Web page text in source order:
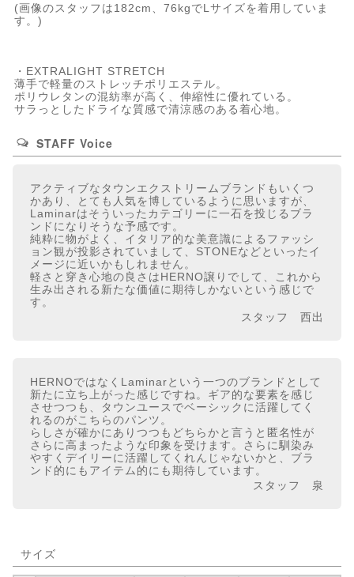
(画像のスタッフは182cm、76kgでLサイズを着用していま
す。)
・EXTRALIGHT STRETCH
薄手で軽量のストレッチポリエステル。
ポリウレタンの混紡率が高く、伸縮性に優れている。
サラっとしたドライな質感で清涼感のある着心地。
STAFF Voice
アクティブなタウンエクストリームブランドもいくつ
かあり、とても人気を博しているように思いますが、
Laminarはそういったカテゴリーに一石を投じるブラ
ンドになりそうな予感です。
純粋に物がよく、イタリア的な美意識によるファッシ
ョン観が投影されていまして、STONEなどといったイ
メージに近いかもしれません。
軽さと穿き心地の良さはHERNO譲りでして、これから
生み出される新たな価値に期待しかないという感じで
す。
スタッフ 西出
HERNOではなくLaminarという一つのブランドとして
新たに立ち上がった感じですね。ギア的な要素を感じ
させつつも、タウンユースでベーシックに活躍してく
れるのがこちらのパンツ。
らしさが確かにありつつもどちらかと言うと匿名性が
さらに高まったような印象を受けます。さらに馴染み
やすくデイリーに活躍してくれんじゃないかと、ブラ
ンド的にもアイテム的にも期待しています。
スタッフ 泉
サイズ